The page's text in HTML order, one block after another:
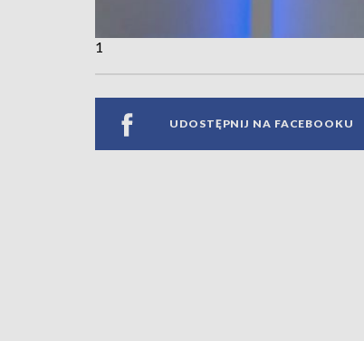
1
UDOSTĘPNIJ NA FACEBOOKU